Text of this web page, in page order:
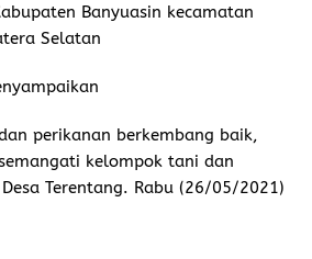
Banyuasin kecamatan
Selatan
perikanan berkembang baik,
kelompok tani dan
Terentang. Rabu (26/05/2021)